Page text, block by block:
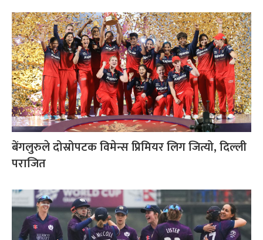
बेंगलुरुले दोस्रोपटक विमेन्स प्रिमियर लिग जित्यो, दिल्ली
पराजित